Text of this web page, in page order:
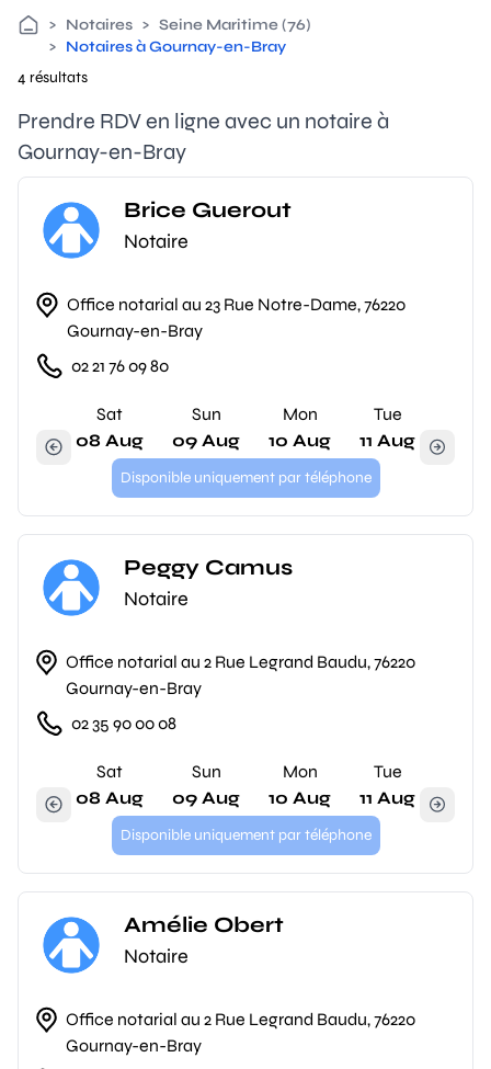
> Notaires > Seine Maritime (76)
> Notaires à Gournay-en-Bray
4 résultats
Prendre RDV en ligne avec un notaire à
Gournay-en-Bray
Brice Guerout
Notaire
Office notarial au 23 Rue Notre-Dame, 76220
Gournay-en-Bray
02 21 76 09 80
Sat
08 Aug
Sun
09 Aug
Mon
10 Aug
Tue
11 Aug
Disponible uniquement par téléphone
Peggy Camus
Notaire
Office notarial au 2 Rue Legrand Baudu, 76220
Gournay-en-Bray
02 35 90 00 08
Sat
08 Aug
Sun
09 Aug
Mon
10 Aug
Tue
11 Aug
Disponible uniquement par téléphone
Amélie Obert
Notaire
Office notarial au 2 Rue Legrand Baudu, 76220
Gournay-en-Bray